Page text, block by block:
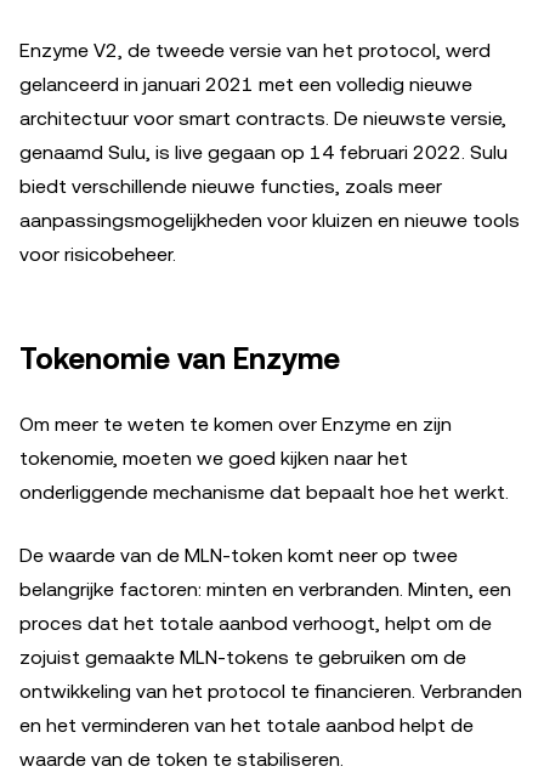
Enzyme V2, de tweede versie van het protocol, werd
gelanceerd in januari 2021 met een volledig nieuwe
architectuur voor smart contracts. De nieuwste versie,
genaamd Sulu, is live gegaan op 14 februari 2022. Sulu
biedt verschillende nieuwe functies, zoals meer
aanpassingsmogelijkheden voor kluizen en nieuwe tools
voor risicobeheer.
Tokenomie van Enzyme
Om meer te weten te komen over Enzyme en zijn
tokenomie, moeten we goed kijken naar het
onderliggende mechanisme dat bepaalt hoe het werkt.
De waarde van de MLN-token komt neer op twee
belangrijke factoren: minten en verbranden. Minten, een
proces dat het totale aanbod verhoogt, helpt om de
zojuist gemaakte MLN-tokens te gebruiken om de
ontwikkeling van het protocol te financieren. Verbranden
en het verminderen van het totale aanbod helpt de
waarde van de token te stabiliseren.